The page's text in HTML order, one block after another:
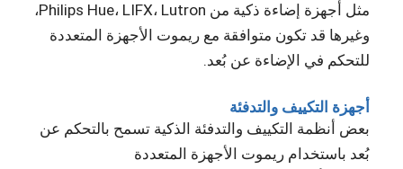
مثل أجهزة إضاءة ذكية من Philips Hue، LIFX، Lutron،
وغيرها قد تكون متوافقة مع ريموت الأجهزة المتعددة
للتحكم في الإضاءة عن بُعد.
أجهزة التكييف والتدفئة
بعض أنظمة التكييف والتدفئة الذكية تسمح بالتحكم عن
بُعد باستخدام ريموت الأجهزة المتعددة